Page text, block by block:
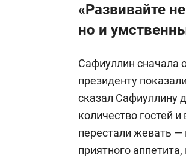
«Развивайте
но и
Сафиуллин сначала
президенту
сказал Сафиуллину
количество гостей
перестали жевать —
приятного